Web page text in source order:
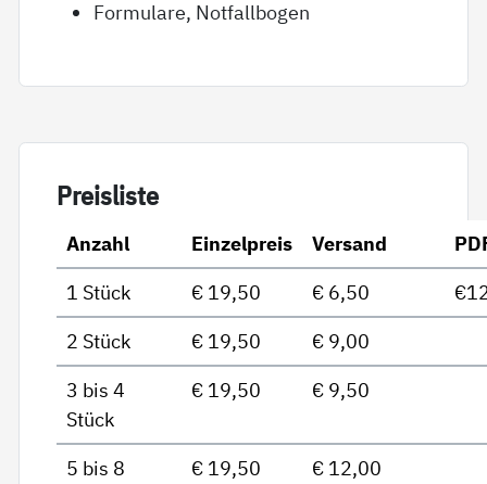
Formulare, Notfallbogen
Preis­lis­te
Anzahl Einzelpreis Versand
1 Stück
€ 19,50 € 6,50
2 Stück
€ 19,50
€ 9,00
3 bis 4
Stück
€ 19,50 € 9,50
5 bis 8
€ 19,50 € 12,00